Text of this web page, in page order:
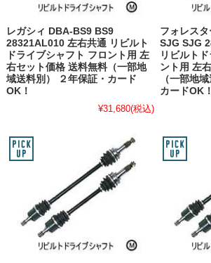
レガシィ DBA-BS9 BS9
28321AL010 左右共通 リビルト
ドライブシャフト フロント用 左
右セット価格 送料無料（一部地
域送料別） ２年保証・カード
OK！
¥31,680(税込)
フォレス
SJG SJG
リビルト
ント用 左
（一部地
カードOK！